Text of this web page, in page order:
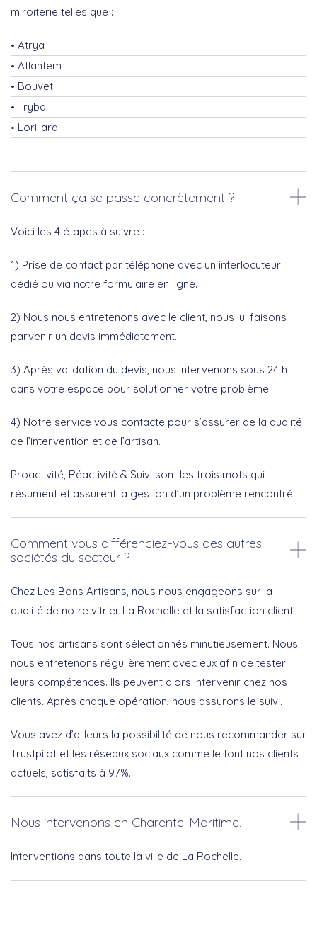
miroiterie telles que :
Atrya
Atlantem
Bouvet
Tryba
Lorillard
Comment ça se passe concrètement ?
Voici les 4 étapes à suivre :
1) Prise de contact par téléphone avec un interlocuteur
dédié ou via notre formulaire en ligne.
2) Nous nous entretenons avec le client, nous lui faisons
parvenir un devis immédiatement.
3) Après validation du devis, nous intervenons sous 24 h
dans votre espace pour solutionner votre problème.
4) Notre service vous contacte pour s’assurer de la qualité
de l’intervention et de l’artisan.
Proactivité, Réactivité & Suivi sont les trois mots qui
résument et assurent la gestion d’un problème rencontré.
Comment vous différenciez-vous des autres
sociétés du secteur ?
Chez Les Bons Artisans, nous nous engageons sur la
qualité de notre vitrier La Rochelle et la satisfaction client.
Tous nos artisans sont sélectionnés minutieusement. Nous
nous entretenons régulièrement avec eux afin de tester
leurs compétences. Ils peuvent alors intervenir chez nos
clients. Après chaque opération, nous assurons le suivi.
Vous avez d’ailleurs la possibilité de nous recommander sur
Trustpilot et les réseaux sociaux comme le font nos clients
actuels, satisfaits à 97%.
Nous intervenons en Charente-Maritime.
Interventions dans toute la ville de La Rochelle.